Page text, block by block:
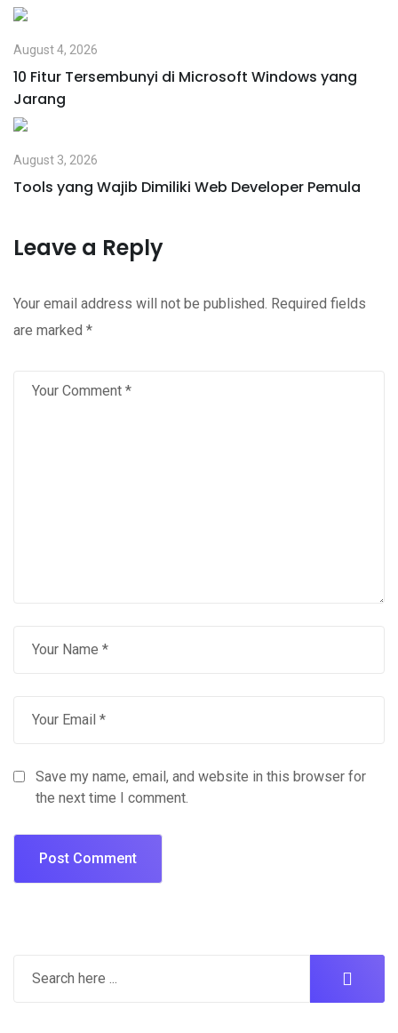
August 4, 2026
10 Fitur Tersembunyi di Microsoft Windows yang
Jarang
August 3, 2026
Tools yang Wajib Dimiliki Web Developer Pemula
Leave a Reply
Your email address will not be published. Required fields
are marked *
Save my name, email, and website in this browser for
the next time I comment.